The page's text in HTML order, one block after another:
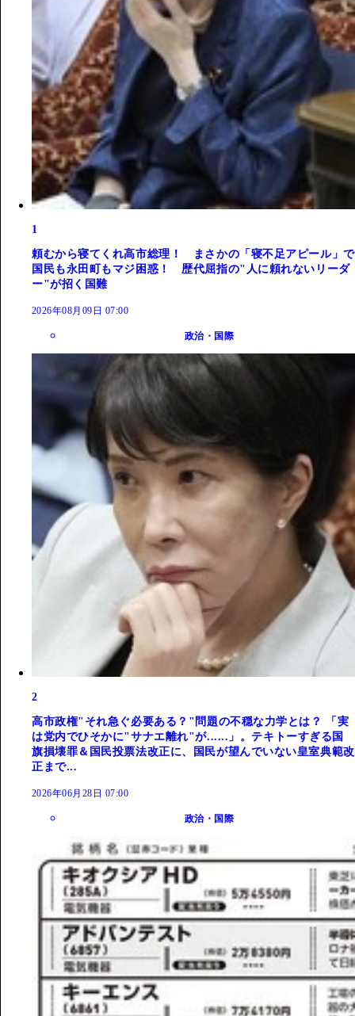
1
頼むから寝てくれ高市総理！ まさかの「寝不足アピール」で
国民も永田町もマジ困惑！ 歴代屈指の"人に頼れないリーダ
ー"が招く国難
2026年08月09日 07:00
政治・国際
2
高市政権"それ急ぐ必要ある？"問題の不穏な力学とは？ 「実
は党内でひそかに"サナエ離れ"が......」。テキトーすぎる国
旗損壊罪＆国民投票法改正に、国民が望んでいない皇室典範改
正まで...
2026年06月28日 07:00
政治・国際